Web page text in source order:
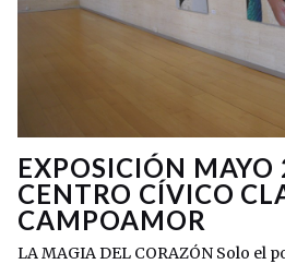
EXPOSICIÓN MAYO
CENTRO CÍVICO
CAMPOAMOR
LA MAGIA DEL CORAZÓN Solo el